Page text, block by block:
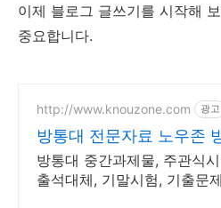
이제 블로그 글쓰기를 시작해
중요합니다.
http://www.knouzone.com 광고
방통대 전문자료 노우존
대 자료포털 NO.1
방통대 중간과제물, 주관식
출석대체, 기말시험, 기출문